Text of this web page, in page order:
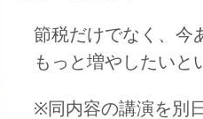
節税だけでなく、今
もっと増やしたいと
※同内容の講演を別